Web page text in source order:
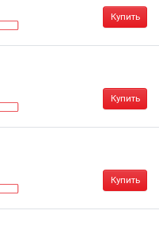
Купить
Купить
Купить